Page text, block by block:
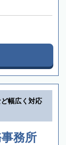
幅広く対応
務所